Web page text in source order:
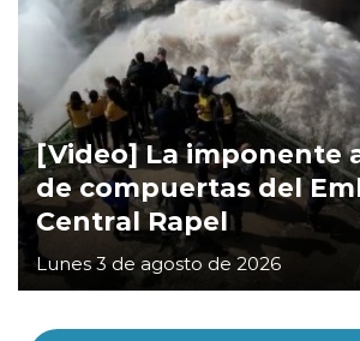
[Video] La imponente
de compuertas del
Central Rapel
Lunes 3 de agosto de 2026